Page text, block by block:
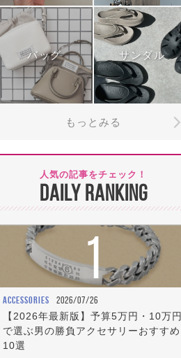
バッグ サンダル
もっとみる
人気の記事をチェック！
DAILY RANKING
1
ACCESSORIES 2026/07/26
【2026年最新版】予算5万円・10万円
で選ぶ男の勝負アクセサリーおすすめ
10選